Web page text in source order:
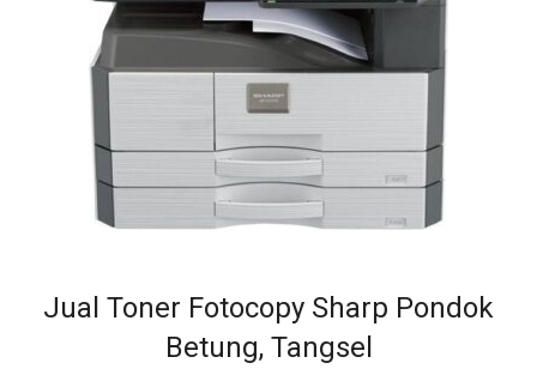
Jual Toner Fotocopy Sharp Pondok
Betung, Tangsel